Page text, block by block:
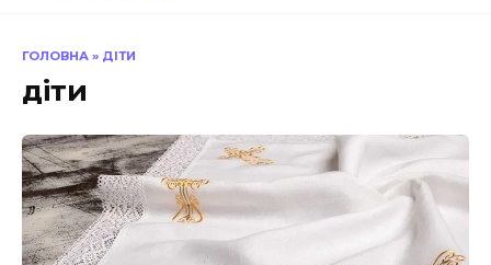
ГОЛОВНА » ДІТИ
діти